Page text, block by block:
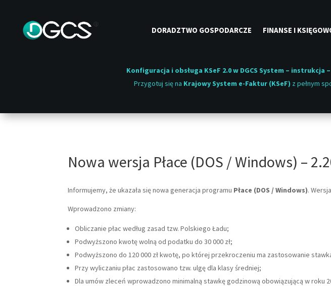
DORADZTWO GOSPODARCZE FINANSE I
Konfiguracja i obsługa KSeF 2.0 w DGCS System – instrukcja
Przygotuj się na Krajowy System e-Faktur (KSeF) z pełnym
Nowa wersja Płace (DOS / Windows) –
Informujemy, że ukazała się nowa generacja programu Płace (DOS / Windows).
Wprowadzono zmiany:
Obliczanie płac według zasad tzw. Polskiego Ładu;
Podwyższono kwotę wolną od podatku do 30 000 zł;
Podwyższono do 120 000 zł kwotę, po której przekroczeniu ma zastosowanie
Przy wyliczaniu płac zastosowano tzw. ulgę dla klasy średniej;
Dla umów zleceń wprowadzono minimalną stawkę godzinową obowiązującą w roku